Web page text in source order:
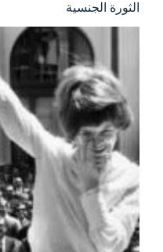
الثورة الجنسية